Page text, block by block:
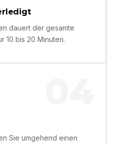
dauert der gesamte
10 bis 20 Minuten.
Sie umgehend einen